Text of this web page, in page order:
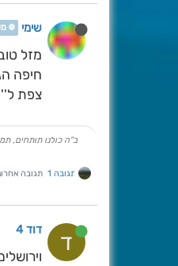
שימי ❄️
מזל
חיפה הגיע
צפת ל''200''
ב"ה כולנו תותחים,
תגובה 1 תגובה
ד דוד 4
וירושלים